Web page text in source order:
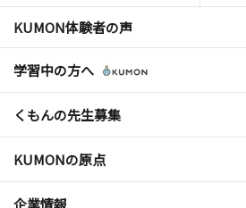
KUMON体験者の声
学習中の方へ
くもんの先生募集
KUMONの原点
企業情報